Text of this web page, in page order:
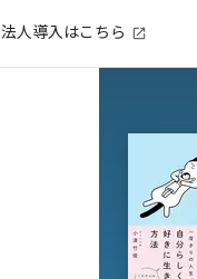
法人導入はこちら